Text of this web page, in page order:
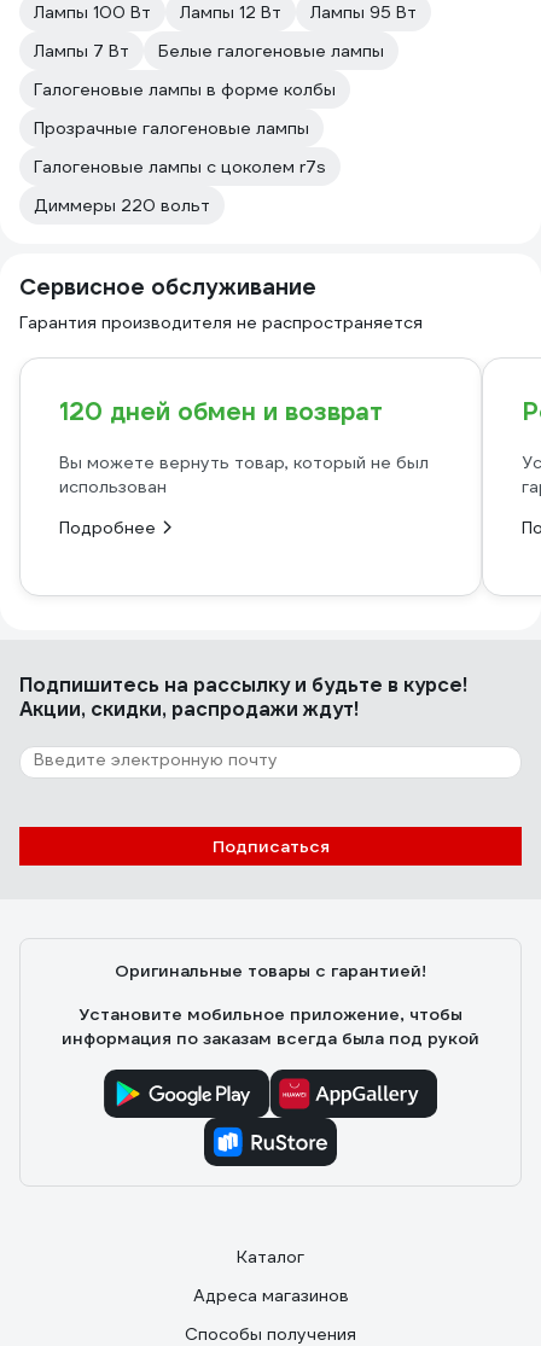
Лампы 100 Вт
Лампы 12 Вт
Лампы 95 Вт
Лампы 7 Вт
Белые галогеновые лампы
Галогеновые лампы в форме колбы
Прозрачные галогеновые лампы
Галогеновые лампы с цоколем r7s
Диммеры 220 вольт
Сервисное обслуживание
Гарантия производителя не распространяется
120 дней обмен и возврат
Вы можете вернуть товар, который не был
использован
Подробнее
Подпишитесь на рассылкуи будьте в курсе!
Акции, скидки, распродажи ждут!
Подписаться
Оригинальные товары с гарантией!
Установите мобильное приложение, чтобы
информация по заказам всегда была под рукой
Каталог
Адреса магазинов
Способы получения